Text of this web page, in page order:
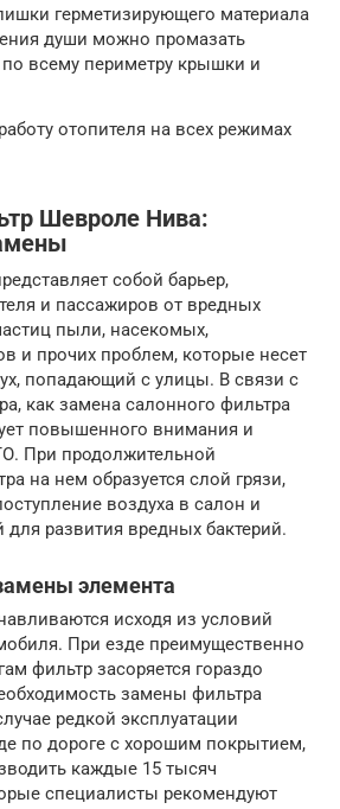
герметизирующего материала
души можно промазать
по всему периметру крышки и
отопителя на всех режимах
Шевроле Нива:
собой барьер,
и пассажиров от вредных
пыли, насекомых,
и прочих проблем, которые несет
попадающий с улицы. В связи с
как замена салонного фильтра
повышенного внимания и
При продолжительной
на нем образуется слой грязи,
воздуха в салон и
для развития вредных бактерий.
элемента
исходя из условий
При езде преимущественно
фильтр засоряется гораздо
замены фильтра
редкой эксплуатации
по дороге с хорошим покрытием,
каждые 15 тысяч
специалисты рекомендуют